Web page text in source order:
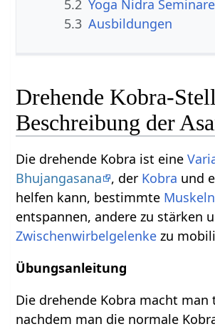
5.2 Yoga Nidra Seminare
5.3 Ausbildungen
Drehende Kobra-
Beschreibung der
Die drehende Kobra ist eine
Bhujangasana
, der Kobra und
helfen kann, bestimmte Muskeln
entspannen, andere zu stärken
Zwischenwirbelgelenke zu
Übungsanleitung
Die drehende Kobra macht man
nachdem man die normale